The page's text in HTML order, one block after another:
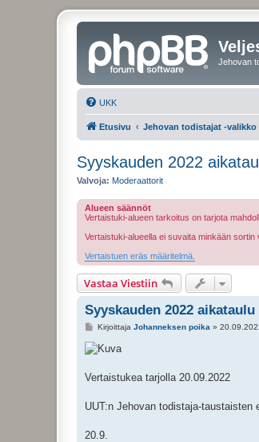
Jehovan
UKK
Etusivu Jehovan todistajat -valikko
Syyskauden 2022
Valvoja: Moderaattorit
Alueen säännöt
Vertaistuki-alueen tarkoitus on tarjota
Vertaistuki-alueella ei suvaita minkään
Vertaistuen eräs määritelmä.
Vastaa Viestiin
Syyskauden 2022 aikataulu
V
e
s
i
Kirjoittaja Johanneksen poika »
Vertaistukea tarjolla 20.09.2022
UUT:n Jehovan todistaja-taustaisten
20.9.